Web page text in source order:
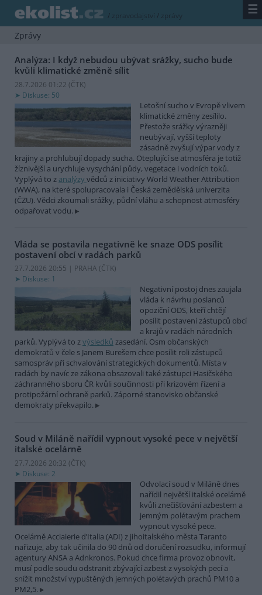
/ zpravodajství / zprávy ☰
Zprávy
Analýza: I když nebudou ubývat srážky, sucho bude
kvůli klimatické změně sílit
28.7.2026 01:22 (ČTK)
Diskuse: 50
Letošní sucho v Evropě vlivem
klimatické změny zesílilo.
Přestože srážky výrazněji
neubývají, vyšší teploty
zásadně zvyšují výpar vody z
krajiny a prohlubují dopady sucha. Oteplující se atmosféra je totiž
žíznivější a urychluje vysychání půdy, vegetace i vodních toků.
Vyplývá to z analýzy vědců z iniciativy World Weather Attribution
(WWA), na které spolupracovala i Česká zemědělská univerzita
(ČZU). Vědci zkoumali srážky, půdní vláhu a schopnost atmosféry
odpařovat vodu.
Vláda se postavila negativně ke snaze ODS posílit
postavení obcí v radách parků
27.7.2026 20:55 | PRAHA (ČTK)
Diskuse: 1
Negativní postoj dnes zaujala
vláda k návrhu poslanců
opoziční ODS, kteří chtějí
posílit postavení zástupců obcí
a krajů v radách národních
parků. Vyplývá to zvýsledků zasedání. Osm občanských
demokratů v čele s Janem Burešem chce posílit roli zástupců
samospráv při schvalování strategických dokumentů. Místa v
radách by navíc ze zákona obsazovali také zástupci Hasičského
záchranného sboru ČR kvůli součinnosti při krizovém řízení a
protipožární ochraně parků. Záporné stanovisko občanské
demokraty překvapilo.
Soud v Miláně nařídil vypnout vysoké pece v největší
italské ocelárně
27.7.2026 20:32 (ČTK)
Diskuse: 2
Odvolací soud v Miláně dnes
nařídil největší italské ocelárně
kvůli znečišťování azbestem a
jemným polétavým prachem
vypnout vysoké pece.
Ocelárně Acciaierie d’Italia (ADI) z jihoitalského města Taranto
nařizuje, aby tak učinila do 90 dnů od doručení rozsudku, informují
agentury ANSA a Adnkronos. Pokud chce firma provoz obnovit,
musí podle soudu odstranit zbývající azbest z vysokých pecí a
snížit množství vypuštěných jemných polétavých prachů PM10 a
PM2,5.